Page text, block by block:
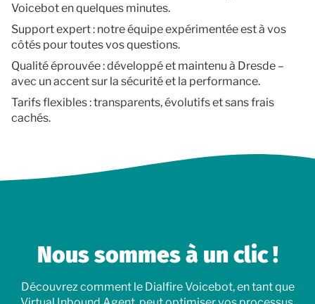
Voicebot en quelques minutes.
Support expert : notre équipe expérimentée est à vos
côtés pour toutes vos questions.
Qualité éprouvée : développé et maintenu à Dresde –
avec un accent sur la sécurité et la performance.
Tarifs flexibles : transparents, évolutifs et sans frais
cachés.
Nous sommes à un clic !
Découvrez comment le Dialfire Voicebot, en tant que